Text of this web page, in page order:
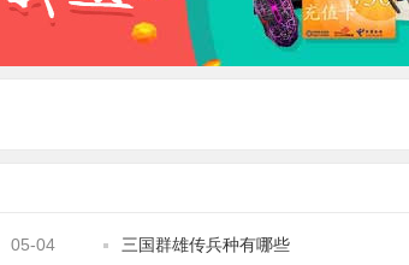
05-04
三国群雄传兵种有哪些